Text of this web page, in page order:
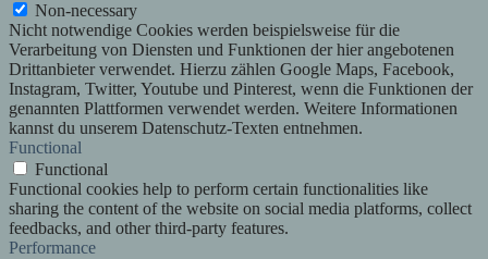
Non-necessary
Nicht notwendige Cookies werden beispielsweise für die
Verarbeitung von Diensten und Funktionen der hier angebotenen
Drittanbieter verwendet. Hierzu zählen Google Maps, Facebook,
Instagram, Twitter, Youtube und Pinterest, wenn die Funktionen der
genannten Plattformen verwendet werden. Weitere Informationen
kannst du unserem Datenschutz-Texten entnehmen.
Functional
Functional
Functional cookies help to perform certain functionalities like
sharing the content of the website on social media platforms, collect
feedbacks, and other third-party features.
Performance